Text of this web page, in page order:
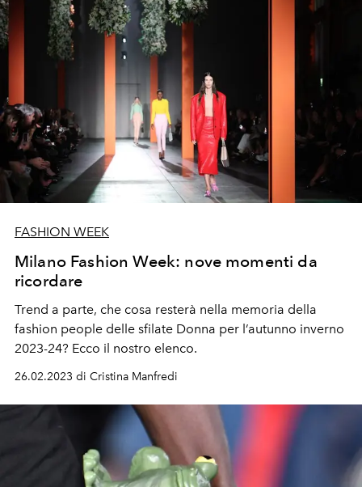
FASHION WEEK
Milano Fashion Week: nove momenti da
ricordare
Trend a parte, che cosa resterà nella memoria della
fashion people delle sfilate Donna per l’autunno inverno
2023-24? Ecco il nostro elenco.
26.02.2023 di Cristina Manfredi